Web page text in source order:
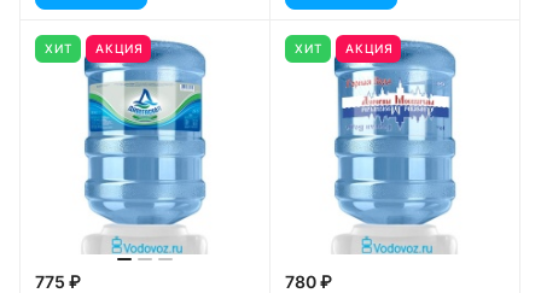
ХИТ АКЦИЯ
775 ₽
ХИТ АКЦИЯ
780 ₽